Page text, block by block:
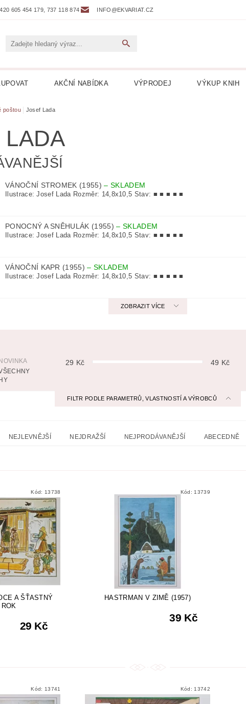
605 454 179, 737 118 874 INFO@EKVARIAT.CZ
AKČNÍ NABÍDKA VÝPRODEJ VÝKUP KNIH
BELETRIE
KNIHY
HARLEQUIN
LEPORELA LEVNÉ KNIHY
PEXESA POEZIE
poštou Josef Lada
LADA
VÁNOČNÍ STROMEK (1955)– SKLADEM
Ilustrace: Josef Lada Rozměr: 14,8x10,5 Stav: ■ ■ ■ ■ ■
PONOCNÝ A SNĚHULÁK (1955)– SKLADEM
Ilustrace: Josef Lada Rozměr: 14,8x10,5 Stav: ■ ■ ■ ■ ■
VÁNOČNÍ KAPR (1955)– SKLADEM
Ilustrace: Josef Lada Rozměr: 14,8x10,5 Stav: ■ ■ ■ ■ ■
ZOBRAZIT VÍCE
NOVINKA
29 Kč 49 Kč
FILTR PODLE PARAMETRŮ, VLASTNOSTÍ A VÝROBCŮ
NEJLEVNĚJŠÍ NEJDRAŽŠÍ NEJPRODÁVANĚJŠÍ ABECEDNĚ
Kód: 13738
A ŠŤASTNÝ
29 Kč
Kód: 13739
HASTRMAN V ZIMĚ (1957)
39 Kč
Kód: 13741 Kód: 13742